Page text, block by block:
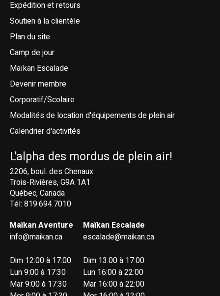
Expédition et retours
Soutien à la clientèle
Plan du site
Camp de jour
Maïkan Escalade
Devenir membre
Corporatif/Scolaire
Modalités de location d'équipements de plein air
Calendrier d'activités
L'alpha des mordus de plein air!
2206, boul. des Chenaux
Trois-Rivières, G9A 1A1
Québec, Canada
Tél: 819.694.7010
Maïkan Aventure
info@maikan.ca
Dim 12:00 à 17:00
Lun 9:00 à 17:30
Mar 9:00 à 17:30
Maïkan Escalade
escalade@maikan.ca
Dim 13:00 à 17:00
Lun 16:00 à 22:00
Mar 16:00 à 22:00